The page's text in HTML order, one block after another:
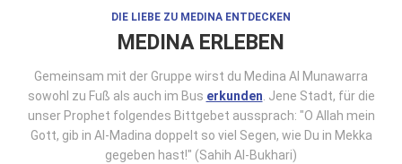
DIE LIEBE ZU MEDINA ENTDECKEN
MEDINA ERLEBEN
Gemeinsam mit der Gruppe wirst du Medina Al Munawarra
sowohl zu Fuß als auch im Bus erkunden. Jene Stadt, für die
unser Prophet folgendes Bittgebet aussprach: "O Allah mein
Gott, gib in Al-Madina doppelt so viel Segen, wie Du in Mekka
gegeben hast!" (Sahih Al-Bukhari)